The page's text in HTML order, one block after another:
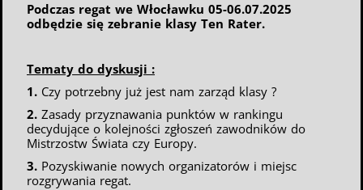
Podczas regat we Włocławku 05-06.07.2025
odbędzie się zebranie klasy Ten Rater.
Tematy do dyskusji :
1. Czy potrzebny już jest nam zarząd klasy ?
2. Zasady przyznawania punktów w rankingu
decydujące o kolejności zgłoszeń zawodników do
Mistrzostw Świata czy Europy.
3. Pozyskiwanie nowych organizatorów i miejsc
rozgrywania regat.